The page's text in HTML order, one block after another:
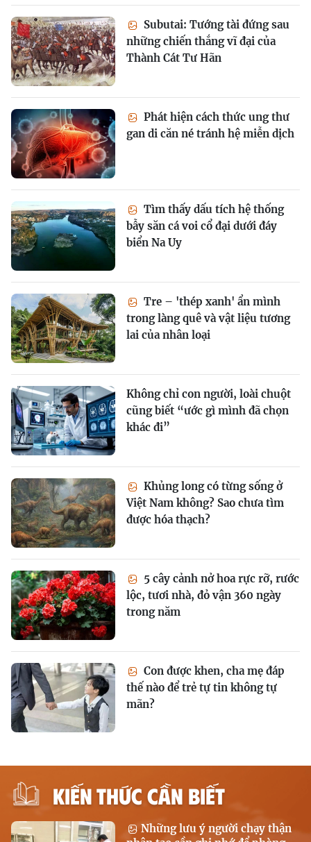
Subutai: Tướng tài đứng sau
những chiến thắng vĩ đại của
Thành Cát Tư Hãn
Phát hiện cách thức ung thư
gan di căn né tránh hệ miễn dịch
Tìm thấy dấu tích hệ thống
bẫy săn cá voi cổ đại dưới đáy
biển Na Uy
Tre – 'thép xanh' ẩn mình
trong làng quê và vật liệu tương
lai của nhân loại
Không chỉ con người, loài chuột
cũng biết “ước gì mình đã chọn
khác đi”
Khủng long có từng sống ở
Việt Nam không? Sao chưa tìm
được hóa thạch?
5 cây cảnh nở hoa rực rỡ, rước
lộc, tươi nhà, đỏ vận 360 ngày
trong năm
Con được khen, cha mẹ đáp
thế nào để trẻ tự tin không tự
mãn?
KIẾN THỨC CẦN BIẾT
Những lưu ý người chạy thận